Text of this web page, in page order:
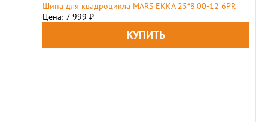
Шина для квадроцикла MARS EKKA 25*8.00-12 6PR
Цена: 7 999 ₽